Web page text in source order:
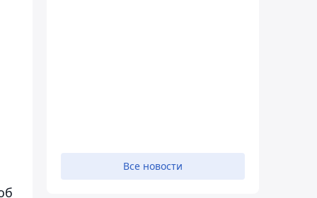
Все новости